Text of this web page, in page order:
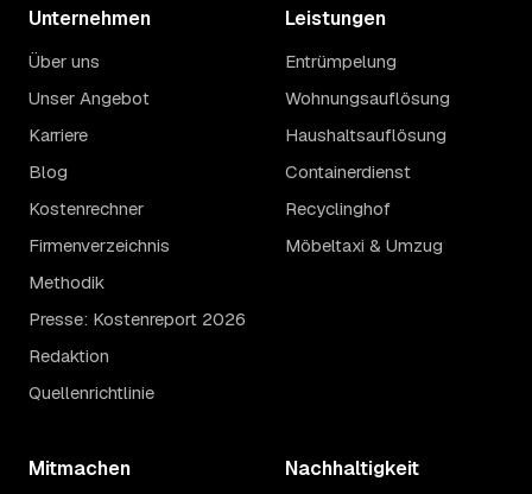
Unternehmen
Über uns
Unser Angebot
Karriere
Blog
Kostenrechner
Firmenverzeichnis
Methodik
Presse: Kostenreport 2026
Redaktion
Quellenrichtlinie
Leistungen
Entrümpelung
Wohnungsauflösung
Haushaltsauflösung
Containerdienst
Recyclinghof
Möbeltaxi & Umzug
Mitmachen Nachhaltigkeit